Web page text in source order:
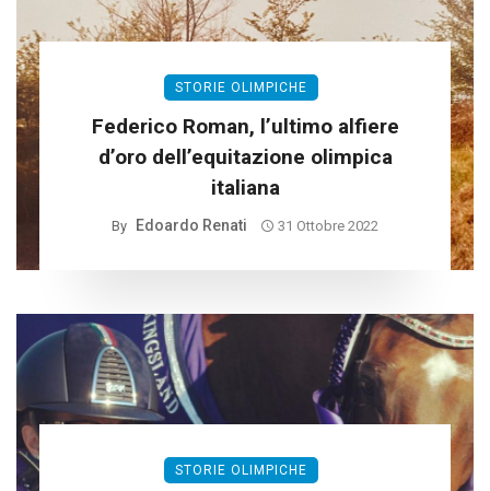
STORIE OLIMPICHE
Federico Roman, l’ultimo alfiere
d’oro dell’equitazione olimpica
italiana
By Edoardo Renati 31 Ottobre 2022
STORIE OLIMPICHE